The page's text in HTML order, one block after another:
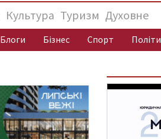
Культура Туризм Духовне
Блоги Бізнес Спорт